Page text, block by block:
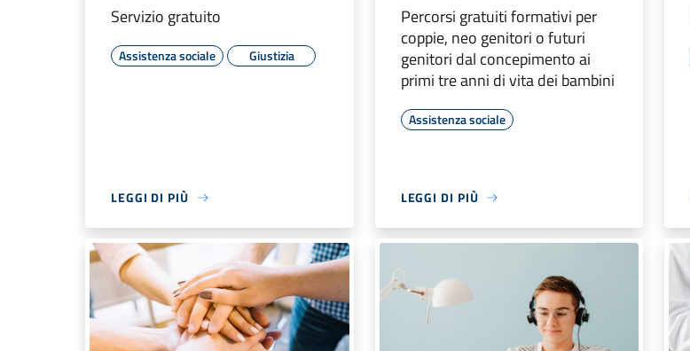
Servizio gratuito
Assistenza sociale Giustizia
LEGGI DI PIÙ
Percorsi gratuiti formativi per
coppie, neo genitori o futuri
genitori dal concepimento ai
primi tre anni di vita dei bambini
Assistenza sociale
LEGGI DI PIÙ